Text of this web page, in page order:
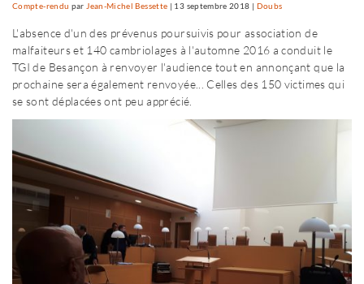
Compte-rendu par Jean-Michel Bessette | 13 septembre 2018 | Doubs
L'absence d'un des prévenus poursuivis pour association de
malfaiteurs et 140 cambriolages à l'automne 2016 a conduit le
TGI de Besançon à renvoyer l'audience tout en annonçant que la
prochaine sera également renvoyée... Celles des 150 victimes qui
se sont déplacées ont peu apprécié.